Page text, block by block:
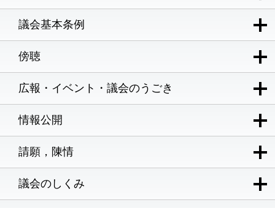
議会基本条例
傍聴
広報・イベント・議会のうごき
情報公開
請願，陳情
議会のしくみ